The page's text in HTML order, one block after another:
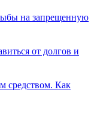
на запрещенную
от долгов и
средством. Как